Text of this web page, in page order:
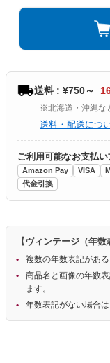
送料 : ¥750～
※北海道・沖縄な
送料・配送につ
ご利用可能なお支払い
Amazon Pay VISA
代金引換
【ヴィンテージ（年
複数の年数表記があ
商品名と画像の年数表
ます。
年数表記がない場合は